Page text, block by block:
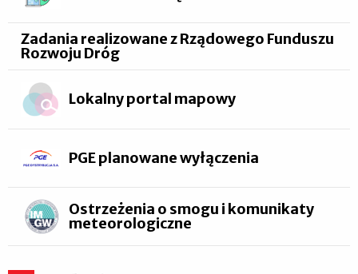
Zadania realizowane z Rządowego Funduszu
Rozwoju Dróg
Lokalny portal mapowy
PGE planowane wyłączenia
Ostrzeżenia o smogu i komunikaty
meteorologiczne